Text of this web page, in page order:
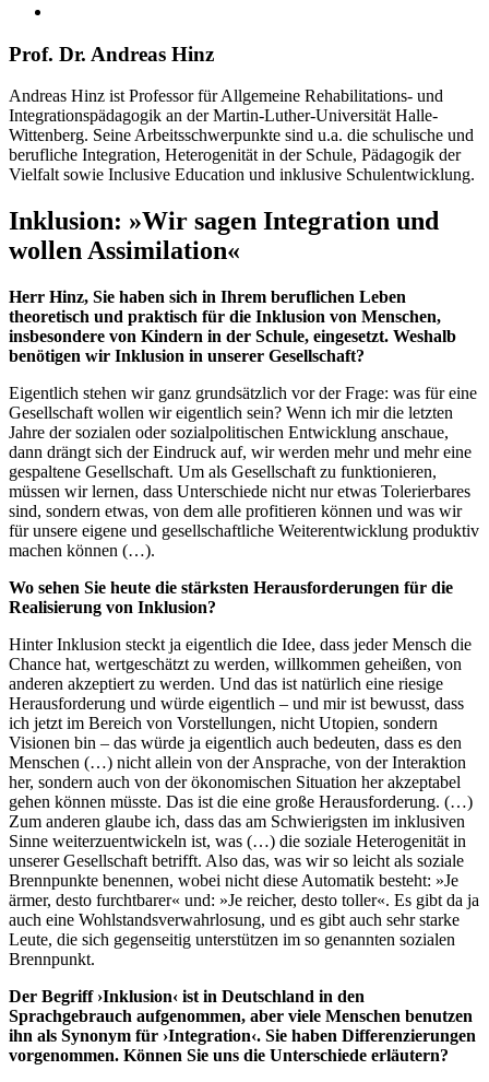
Prof. Dr. Andreas Hinz
Andreas Hinz ist Professor für Allgemeine Rehabilitations- und
Integrationspädagogik an der Martin-Luther-Universität Halle-
Wittenberg. Seine Arbeitsschwerpunkte sind u.a. die schulische und
berufliche Integration, Heterogenität in der Schule, Pädagogik der
Vielfalt sowie Inclusive Education und inklusive Schulentwicklung.
Inklusion: »Wir sagen Integration und
wollen Assimilation«
Herr Hinz, Sie haben sich in Ihrem beruflichen Leben
theoretisch und praktisch für die Inklusion von Menschen,
insbesondere von Kindern in der Schule, eingesetzt. Weshalb
benötigen wir Inklusion in unserer Gesellschaft?
Eigentlich stehen wir ganz grundsätzlich vor der Frage: was für eine
Gesellschaft wollen wir eigentlich sein? Wenn ich mir die letzten
Jahre der sozialen oder sozialpolitischen Entwicklung anschaue,
dann drängt sich der Eindruck auf, wir werden mehr und mehr eine
gespaltene Gesellschaft. Um als Gesellschaft zu funktionieren,
müssen wir lernen, dass Unterschiede nicht nur etwas Tolerierbares
sind, sondern etwas, von dem alle profitieren können und was wir
für unsere eigene und gesellschaftliche Weiterentwicklung produktiv
machen können (…).
Wo sehen Sie heute die stärksten Herausforderungen für die
Realisierung von Inklusion?
Hinter Inklusion steckt ja eigentlich die Idee, dass jeder Mensch die
Chance hat, wertgeschätzt zu werden, willkommen geheißen, von
anderen akzeptiert zu werden. Und das ist natürlich eine riesige
Herausforderung und würde eigentlich – und mir ist bewusst, dass
ich jetzt im Bereich von Vorstellungen, nicht Utopien, sondern
Visionen bin – das würde ja eigentlich auch bedeuten, dass es den
Menschen (…) nicht allein von der Ansprache, von der Interaktion
her, sondern auch von der ökonomischen Situation her akzeptabel
gehen können müsste. Das ist die eine große Herausforderung. (…)
Zum anderen glaube ich, dass das am Schwierigsten im inklusiven
Sinne weiterzuentwickeln ist, was (…) die soziale Heterogenität in
unserer Gesellschaft betrifft. Also das, was wir so leicht als soziale
Brennpunkte benennen, wobei nicht diese Automatik besteht: »Je
ärmer, desto furchtbarer« und: »Je reicher, desto toller«. Es gibt da ja
auch eine Wohlstandsverwahrlosung, und es gibt auch sehr starke
Leute, die sich gegenseitig unterstützen im so genannten sozialen
Brennpunkt.
Der Begriff ›Inklusion‹ ist in Deutschland in den
Sprachgebrauch aufgenommen, aber viele Menschen benutzen
ihn als Synonym für ›Integration‹. Sie haben Differenzierungen
vorgenommen. Können Sie uns die Unterschiede erläutern?